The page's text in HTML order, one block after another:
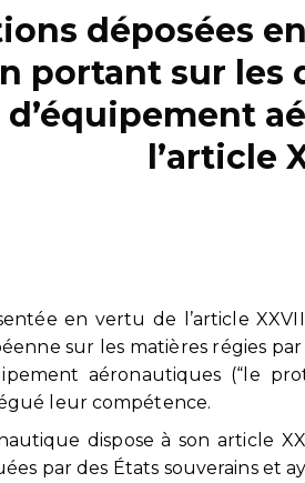
déposées
portant sur les
l’article
en vertu de l’article
sur les matières régies
aéronautiques (“le
leur compétence.
dispose à son article
par des États souverains et